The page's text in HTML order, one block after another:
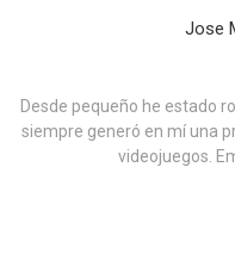
Jose
Desde pequeño he estado
siempre generó en mí una
videojuegos.